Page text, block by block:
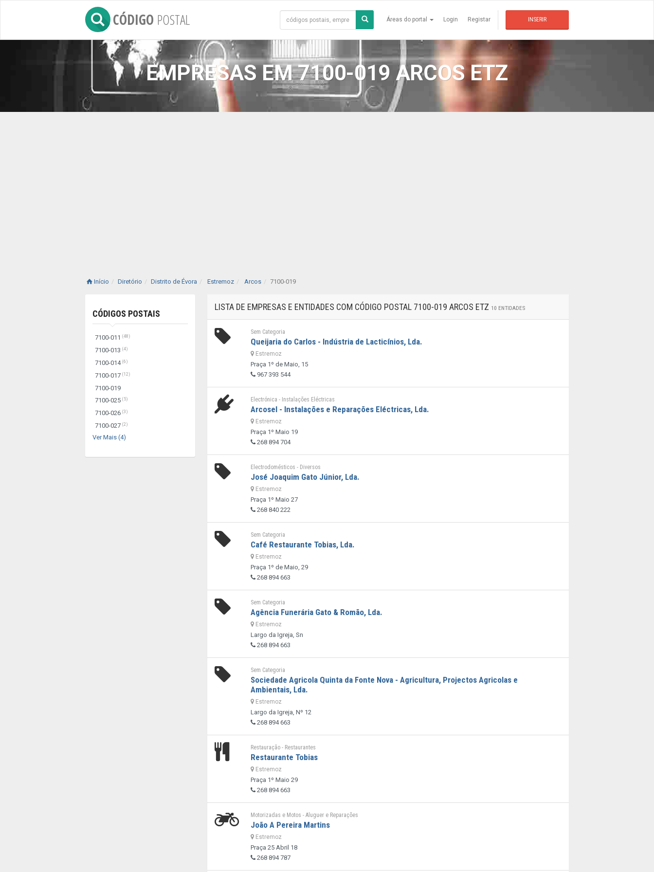
CÓDIGO POSTAL Áreas do portal Login Registar INSERIR
EMPRESAS EM 7100-019 ARCOS ETZ
Início Diretório Distrito de Évora Estremoz Arcos 7100-019
CÓDIGOS POSTAIS
7100-011 (48)
7100-013 (4)
7100-014 (6)
7100-017 (12)
7100-019
7100-025 (5)
7100-026 (3)
7100-027 (2)
Ver Mais (4)
LISTA DE EMPRESAS E ENTIDADES COM CÓDIGO POSTAL 7100-019 ARCOS ETZ 10 ENTIDADES
Sem Categoria
Queijaria do Carlos - Indústria de Lacticínios, Lda.
Estremoz
Praça 1º de Maio, 15
967 393 544
Electrónica - Instalações Eléctricas
Arcosel - Instalações e Reparações Eléctricas, Lda.
Estremoz
Praça 1º Maio 19
268 894 704
Electrodomésticos - Diversos
José Joaquim Gato Júnior, Lda.
Estremoz
Praça 1º Maio 27
268 840 222
Sem Categoria
Café Restaurante Tobias, Lda.
Estremoz
Praça 1º de Maio, 29
268 894 663
Sem Categoria
Agência Funerária Gato & Romão, Lda.
Estremoz
Largo da Igreja, Sn
268 894 663
Sem Categoria
Sociedade Agricola Quinta da Fonte Nova - Agricultura, Projectos Agricolas e
Ambientais, Lda.
Estremoz
Largo da Igreja, Nº 12
268 894 663
Restauração - Restaurantes
Restaurante Tobias
Estremoz
Praça 1º Maio 29
268 894 663
Motorizadas e Motos - Aluguer e Reparações
João A Pereira Martins
Estremoz
Praça 25 Abril 18
268 894 787